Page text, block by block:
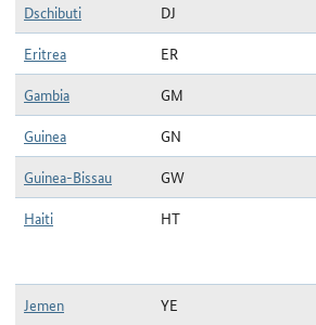
Dschibuti DJ
Eritrea
ER
Gambia
GM
Guinea
GN
Guinea-Bissau
GW
Haiti
HT
Jemen
YE